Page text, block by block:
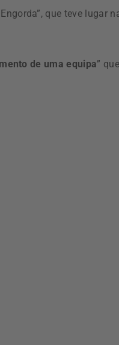
que teve lugar
de uma equipa” que